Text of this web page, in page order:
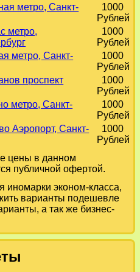
метро, Санкт-
1000
Рублей
метро,
1000
Рублей
метро, Санкт-
1000
Рублей
проспект
1000
Рублей
метро, Санкт-
1000
Рублей
Аэропорт, Санкт-
1000
Рублей
цены в данном
публичной офертой.
иномарки эконом-класса,
варианты подешевле
а так же бизнес-